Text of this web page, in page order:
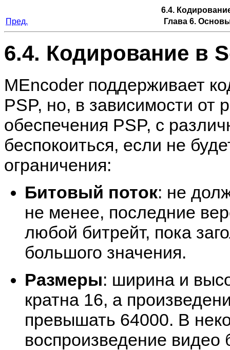
6.4.
Пред.
Глава 6.
6.4. Кодирование в
MEncoder поддерживает
PSP, но, в зависимости от
обеспечения PSP, с
беспокоиться, если не
ограничения:
Битовый поток: не
не менее, последние
любой битрейт, пока
большого значения.
Размеры: ширина и
кратна 16, а
превышать 64000. В
воспроизведение видео